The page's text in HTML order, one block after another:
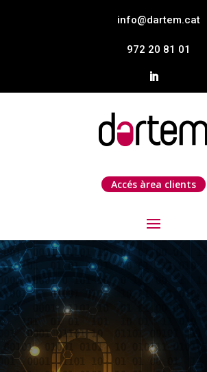
info@dartem.cat
972 20 81 01
Accés àrea clients